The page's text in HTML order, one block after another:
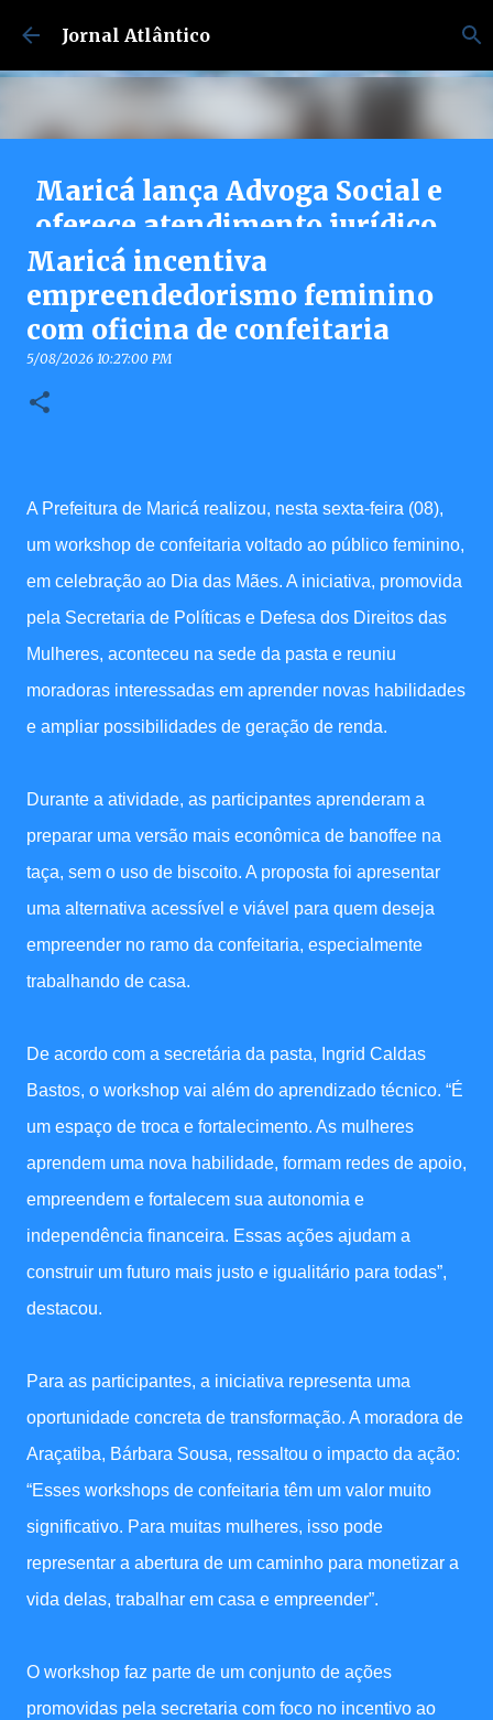
Pular para o conteúdo principal
Jornal Atlântico
Maricá lança Advoga Social e
oferece atendimento jurídico
gratuito e online 24h para
moradores
7/30/2026 04:53:00 PM
0
Maricá incentiva
empreendedorismo feminino
com oficina de confeitaria
5/08/2026 10:27:00 PM
A Prefeitura de Maricá realizou, nesta sexta-feira (08),
um workshop de confeitaria voltado ao público feminino,
em celebração ao Dia das Mães. A iniciativa, promovida
pela Secretaria de Políticas e Defesa dos Direitos das
Mulheres, aconteceu na sede da pasta e reuniu
moradoras interessadas em aprender novas habilidades
e ampliar possibilidades de geração de renda.
Durante a atividade, as participantes aprenderam a
preparar uma versão mais econômica de banoffee na
taça, sem o uso de biscoito. A proposta foi apresentar
uma alternativa acessível e viável para quem deseja
empreender no ramo da confeitaria, especialmente
trabalhando de casa.
De acordo com a secretária da pasta, Ingrid Caldas
Bastos, o workshop vai além do aprendizado técnico. “É
um espaço de troca e fortalecimento. As mulheres
aprendem uma nova habilidade, formam redes de apoio,
empreendem e fortalecem sua autonomia e
independência financeira. Essas ações ajudam a
construir um futuro mais justo e igualitário para todas”,
destacou.
Para as participantes, a iniciativa representa uma
oportunidade concreta de transformação. A moradora de
Araçatiba, Bárbara Sousa, ressaltou o impacto da ação:
“Esses workshops de confeitaria têm um valor muito
significativo. Para muitas mulheres, isso pode
representar a abertura de um caminho para monetizar a
vida delas, trabalhar em casa e empreender”.
O workshop faz parte de um conjunto de ações
promovidas pela secretaria com foco no incentivo ao